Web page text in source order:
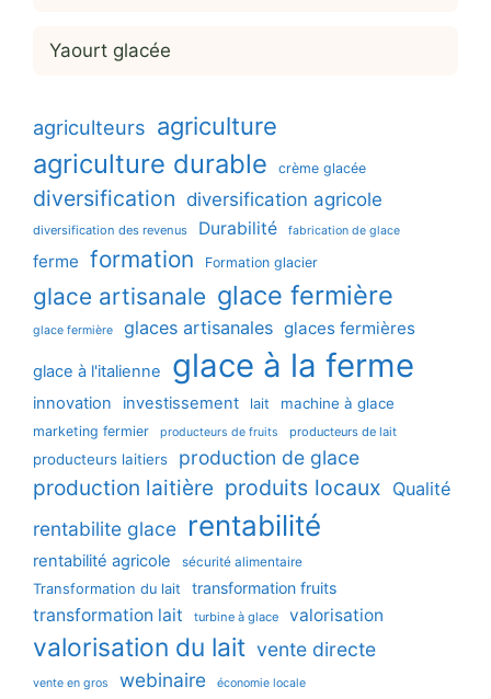
Yaourt glacée
agriculteurs agriculture
agriculture durable crème glacée
diversification diversification agricole
diversification des revenus Durabilité fabrication de glace
ferme formation Formation glacier
glace artisanale glace fermière
glace fermière glaces artisanales glaces fermières
glace à l'italienne glace à la ferme
innovation investissement lait machine à glace
marketing fermier producteurs de fruits producteurs de lait
producteurs laitiers production de glace
production laitière produits locaux Qualité
rentabilite glace rentabilité
rentabilité agricole sécurité alimentaire
Transformation du lait transformation fruits
transformation lait turbine à glace valorisation
valorisation du lait vente directe
vente en gros webinaire économie locale